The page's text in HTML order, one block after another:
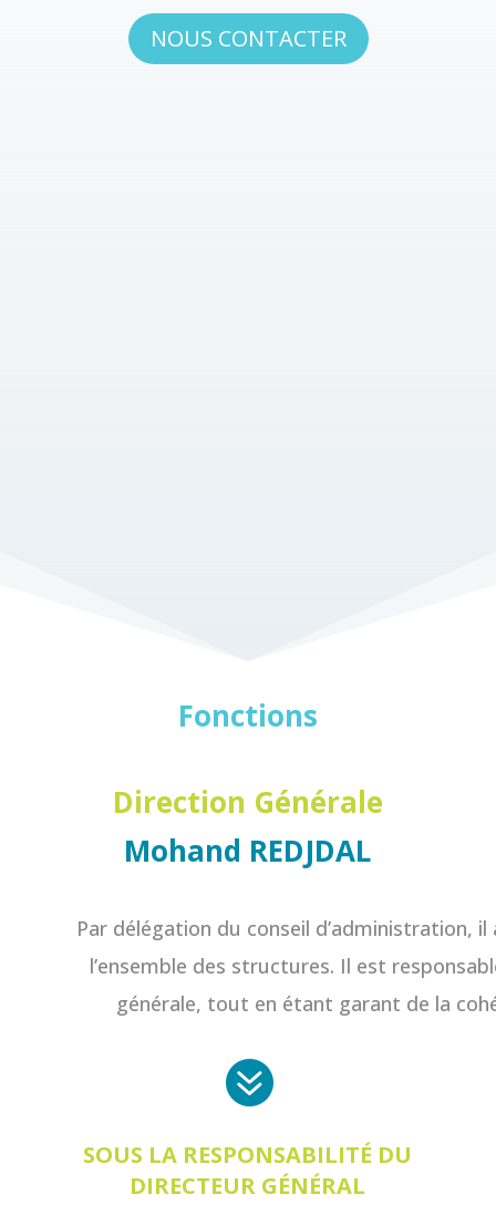
NOUS CONTACTER
Fonctions
Direction Générale
Mohand REDJDAL
Par délégation du conseil d’administration,
l’ensemble des structures. Il est
générale, tout en étant garant de la

SOUS LA RESPONSABILITÉ DU
DIRECTEUR GÉNÉRAL